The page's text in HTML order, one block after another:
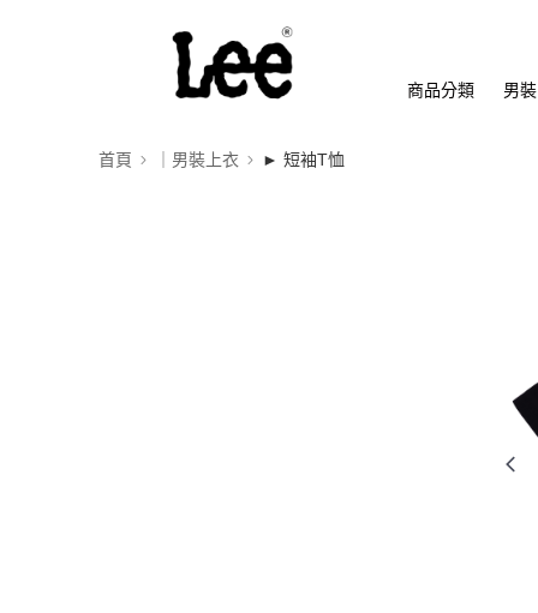
商品分類 男裝
首頁 ｜男裝上衣 ► 短袖T恤